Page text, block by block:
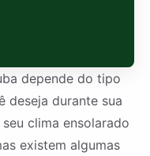
depende do tipo
deseja durante sua
clima ensolarado
existem algumas